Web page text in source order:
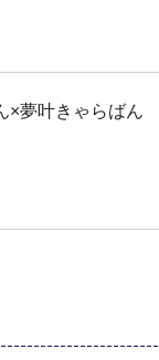
×夢叶きゃらばん